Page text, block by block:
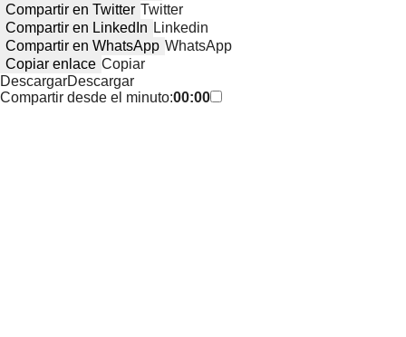
Compartir en Twitter Twitter
Compartir en LinkedIn Linkedin
Compartir en WhatsApp WhatsApp
Copiar enlace Copiar
DescargarDescargar
Compartir desde el minuto:00:00